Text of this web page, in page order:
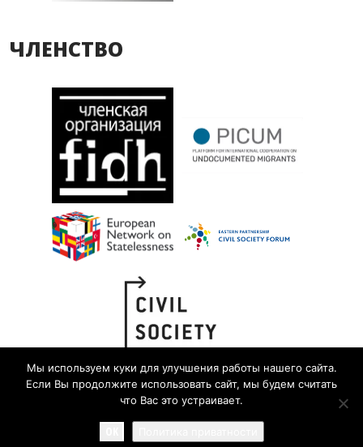
ЧЛЕНСТВО
Мы используем куки для улучшения работы нашего сайта.
Если Вы продолжите использовать сайт, мы будем считать
что Вас это устраивает.